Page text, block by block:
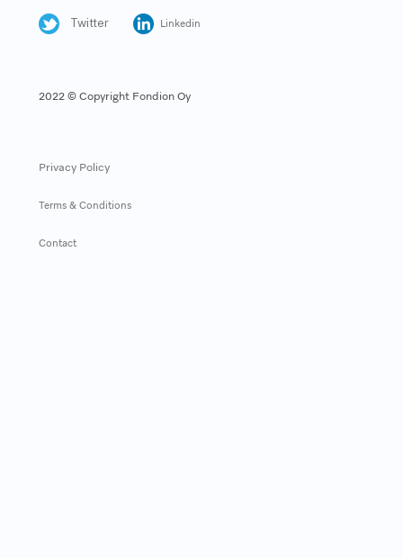
Twitter Linkedin
2022 © Copyright Fondion Oy
Privacy Policy
Terms & Conditions
Contact